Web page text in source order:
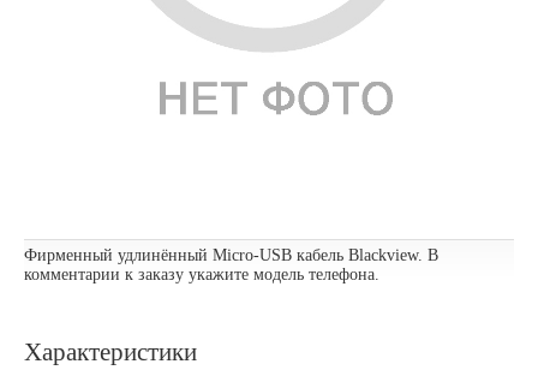
Фирменный удлинённый Micro-USB кабель Blackview. В
комментарии к заказу укажите модель телефона.
Характеристики